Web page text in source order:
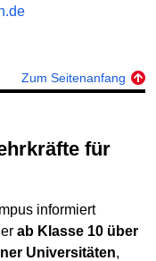
Zum Seitenanfang
informiert
ab Klasse 10 über
Universitäten,